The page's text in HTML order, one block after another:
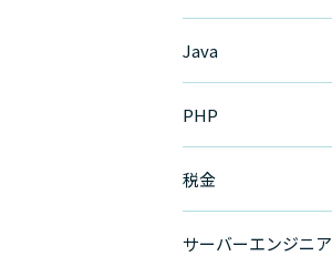
Java
PHP
税金
サーバーエンジニア